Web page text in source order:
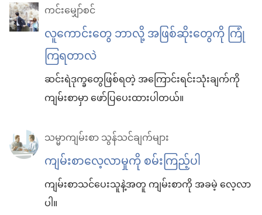
ကင်းမျှော်စင်
လူကောင်းတွေ ဘာလို့ အဖြစ်ဆိုးတွေကို ကြုံ
ကြရတာလဲ
ဆင်းရဲဒုက္ခတွေဖြစ်ရတဲ့ အကြောင်းရင်းသုံးချက်ကို
ကျမ်းစာမှာ ဖော်ပြပေးထားပါတယ်။
သမ္မာကျမ်းစာ သွန်သင်ချက်များ
ကျမ်းစာလေ့လာမှုကို စမ်းကြည့်ပါ
ကျမ်းစာသင်ပေးသူနဲ့အတူ ကျမ်းစာကို အခမဲ့ လေ့လာ
ပါ။